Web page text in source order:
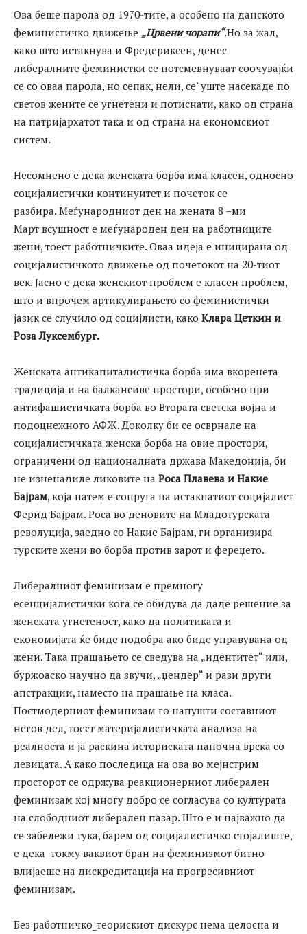
Ова беше парола од 1970-тите, а особено на данското
феминистичко движење „Црвени чорапи“.Но за жал,
како што истакнува и Фредериксен, денес
либералните феминистки се потсмевнуваат соочувајќи
се со оваа парола, но сепак, нели, се’ уште насекаде по
светов жените се угнетени и потиснати, како од страна
на патријархатот така и од страна на економскиот
систем.
Несомнено е дека женската борба има класен, односно
социјалистички континуитет и почеток се
разбира. Меѓународниот ден на жената 8 –ми
Март всушност е меѓународен ден на работниците
жени, тоест работничките. Оваа идеја е иницирана од
социјалистичкото движење од почетокот на 20-тиот
век. Јасно е дека женскиот проблем е класен проблем,
што и впрочем артикулирањето со феминистички
јазик се случило од социјлисти, како Клара Цеткин и
Роза Луксембург.
Женската антикапиталистичка борба има вкоренета
традиција и на балкансиве простори, особено при
антифашистичката борба во Втората светска војна и
подоцнежното АФЖ. Доколку би се осврнале на
социјалистичката женска борба на овие простори,
ограничени од националната држава Македонија, би
не изненадиле ликовите на Роса Плавева и Накие
Бајрам, која патем е сопруга на истакнатиот социјалист
Ферид Бајрам. Роса во деновите на Младотурската
револуција, заедно со Накие Бајрам, ги организира
турските жени во борба против зарот и фереџето.
Либералниот феминизам е премногу
есенцијалистички кога се обидува да даде решение за
женската угнетеност, како да политиката и
економијата ќе биде подобра ако биде управувана од
жени. Така прашањето се сведува на „идентитет“ или,
буржоаско научно да звучи, „џендер“ и рази други
апстракции, наместо на прашање на класа.
Постмодерниот феминизам го напушти составниот
негов дел, тоест материјалистичката анализа на
реалноста и ја раскина историската папочна врска со
левицата. А како последица на ова во мејнстрим
просторот се одржува реакционерниот либерален
феминизам кој многу добро се согласува со културата
на слободниот либерален пазар. Што е и најважно да
се забележи тука, барем од социјалистичко стојалиште,
е дека токму ваквиот бран на феминизмот битно
влијаеше на дискредитација на прогресивниот
феминизам.
Без работничко_теорискиот дискурс нема целосна и